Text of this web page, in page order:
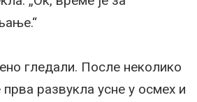
гледали. После неколико
прва развукла усне у осмех и